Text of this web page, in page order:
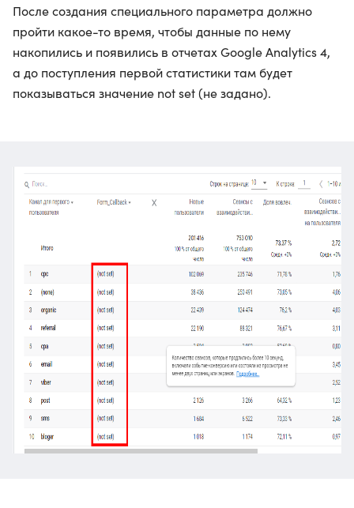
После создания специального параметра должно
пройти какое-то время, чтобы данные по нему
накопились и появились в отчетах Google Analytics 4,
а до поступления первой статистики там будет
показываться значение not set (не задано).